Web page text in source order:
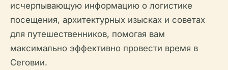
исчерпывающую информацию о логистике
посещения, архитектурных изысках и советах
для путешественников, помогая вам
максимально эффективно провести время в
Сеговии.